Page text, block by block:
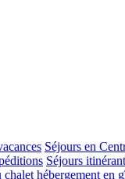
Séjours en
Séjours
chalet hébergement en